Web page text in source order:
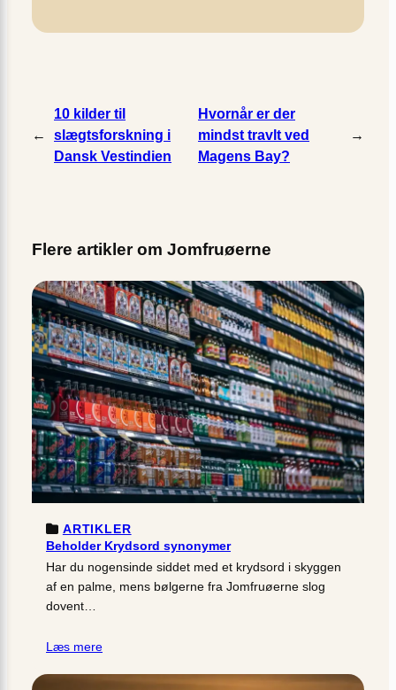
←
10 kilder til
slægtsforskning i
Dansk Vestindien
Hvornår er der
mindst travlt ved
Magens Bay?
→
Flere artikler om Jomfruøerne
ARTIKLER
Beholder Krydsord synonymer
Har du nogensinde siddet med et krydsord i skyggen
af en palme, mens bølgerne fra Jomfruøerne slog
dovent…
Læs mere